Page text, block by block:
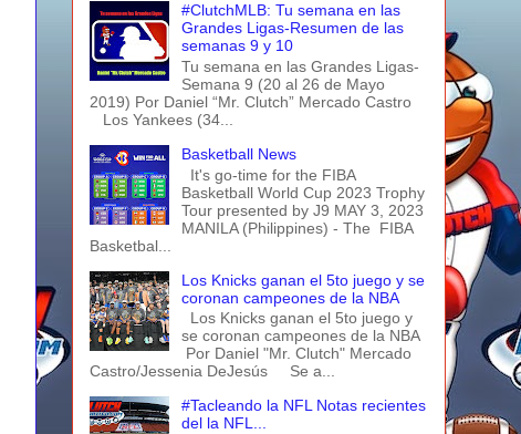
#ClutchMLB: Tu semana en las
Grandes Ligas-Resumen de las
semanas 9 y 10
Tu semana en las Grandes Ligas-
Semana 9 (20 al 26 de Mayo
2019) Por Daniel “Mr. Clutch” Mercado Castro
Los Yankees (34...
Basketball News
It's go-time for the FIBA
Basketball World Cup 2023 Trophy
Tour presented by J9 MAY 3, 2023
MANILA (Philippines) - The FIBA
Basketbal...
Los Knicks ganan el 5to juego y se
coronan campeones de la NBA
Los Knicks ganan el 5to juego y
se coronan campeones de la NBA
Por Daniel "Mr. Clutch" Mercado
Castro/Jessenia DeJesús Se a...
#Tacleando la NFL Notas recientes
del la NFL...